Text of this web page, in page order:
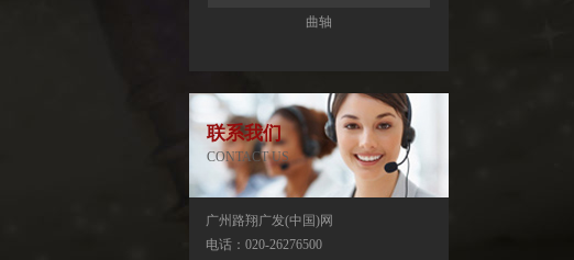
曲轴
联系我们
CONTACT US
广州路翔广发(中国)网
电话：020-26276500